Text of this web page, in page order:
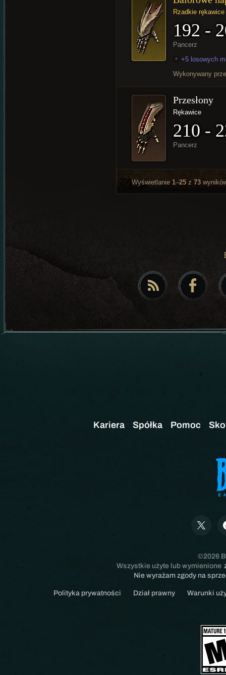
Rzadkie rękawice
192 -
Pancerz
+5 losowych
Wykonywany
Przesłony
Rękawice
210 -
Pancerz
Wyświetlanie 1–25 z 73